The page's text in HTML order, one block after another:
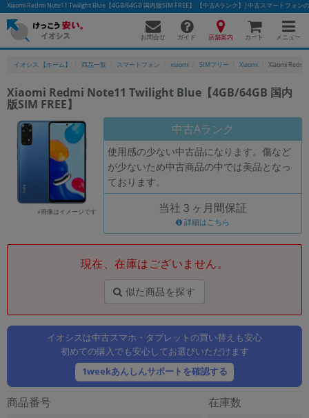
Xiaomi Redmi Note11 Twilight Blue【4GB/64GB 国内版SIM FREE】 【中古Aランク】|中古スマートフォン
お問合せ ガイド 店舗案内 カート メニュー
イオシス 【ホーム】 商品一覧 スマートフォン xiaomi SIMフリー Xiaomi Xiaomi Redmi
Xiaomi Redmi Note11 Twilight Blue【4GB/64GB 国内
版SIM FREE】
※画像はイメージです
中古Aランク
使用感の少ない中古品になります。傷など
が少ないため中古商品の中では美品となっ
ております。
当社３ヶ月間保証
詳細はこちら
現在、在庫はございません。
似た商品を探す
イオシスは中古スマホ・タブレットの買い替えも安心
初めての購入でも安心してお選びいただけます
1weekあんしんサポートを確認する
商品番号 在庫数
かんたんパソコン検索に切り替える
フリーワード
除外ワード
人気の検索ワード： Let's note
「スマートフォン」「タブレット」など
メーカー
製造、販売メーカーの絞り込み
機能・特徴
商品の搭載機能による絞り込み